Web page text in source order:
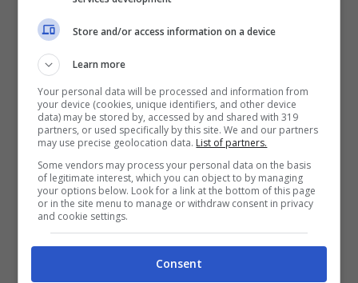
Giornata mondiale contro il cancro 2020: i
tumori aumenteranno in futuro, ma in Italia
la sopravvivenza è elevata. Il 4 febbraio
ricorre la Giornata mondiale contro il
cancro, World Cancer Day, promossa dalla
UICC – Union for International Cancer
Control e sostenuta dall’Organizzazione
Mondiale della Sanità (OMS), con
l’obiettivo di aumentare la consapevolezza
Store and/or access information on a device
Learn more
Your personal data will be processed and information from
your device (cookies, unique identifiers, and other device
data) may be stored by, accessed by and shared with 319
partners, or used specifically by this site. We and our partners
may use precise geolocation data. List of partners.
Some vendors may process your personal data on the basis
of legitimate interest, which you can object to by managing
your options below. Look for a link at the bottom of this page
or in the site menu to manage or withdraw consent in privacy
and cookie settings.
Consent